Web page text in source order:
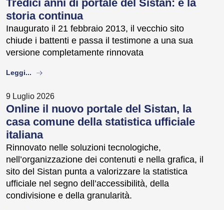
Tredici anni di portale del Sistan: e la
storia continua
Inaugurato il 21 febbraio 2013, il vecchio sito
chiude i battenti e passa il testimone a una sua
versione completamente rinnovata
Leggi... about
9 Luglio 2026
Online il nuovo portale del Sistan, la
casa comune della statistica ufficiale
italiana
Rinnovato nelle soluzioni tecnologiche,
nell’organizzazione dei contenuti e nella grafica, il
sito del Sistan punta a valorizzare la statistica
ufficiale nel segno dell’accessibilità, della
condivisione e della granularità.